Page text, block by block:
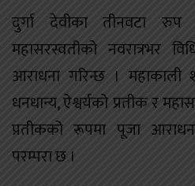
दुर्गा देवीका तीनवटा रुप
महासरस्वतीको नवरात्रभर
आराधना गरिन्छ । महाकाली
धनधान्य, ऐश्वर्यको प्रतीक र
प्रतीकको रूपमा पूजा
परम्परा छ ।